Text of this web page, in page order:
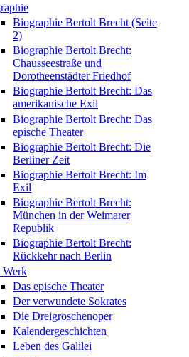
Biographie Bertolt Brecht (Seite
2)
Biographie Bertolt Brecht:
Chausseestraße und
Dorotheenstädter Friedhof
Biographie Bertolt Brecht: Das
amerikanische Exil
Biographie Bertolt Brecht: Das
epische Theater
Biographie Bertolt Brecht: Die
Berliner Zeit
Biographie Bertolt Brecht: Im
Exil
Biographie Bertolt Brecht:
München in der Weimarer
Republik
Biographie Bertolt Brecht:
Rückkehr nach Berlin
Werk
Das epische Theater
Der verwundete Sokrates
Die Dreigroschenoper
Kalendergeschichten
Leben des Galilei